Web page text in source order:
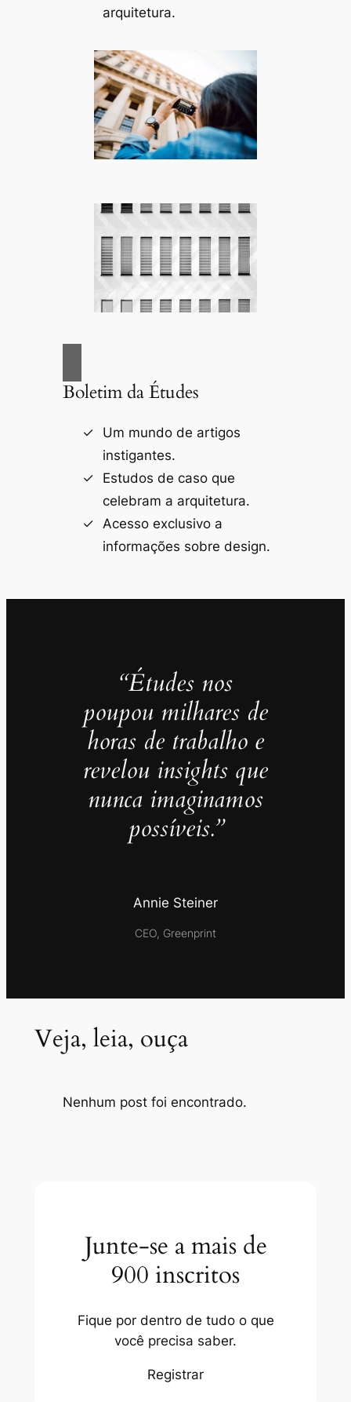
arquitetura.
Boletim da Études
Um mundo de artigos
instigantes.
Estudos de caso que
celebram a arquitetura.
Acesso exclusivo a
informações sobre design.
“Études nos
poupou milhares de
horas de trabalho e
revelou insights que
nunca imaginamos
possíveis.”
Annie Steiner
CEO, Greenprint
Veja, leia, ouça
Nenhum post foi encontrado.
Junte-se a mais de
900 inscritos
Fique por dentro de tudo o que
você precisa saber.
Registrar